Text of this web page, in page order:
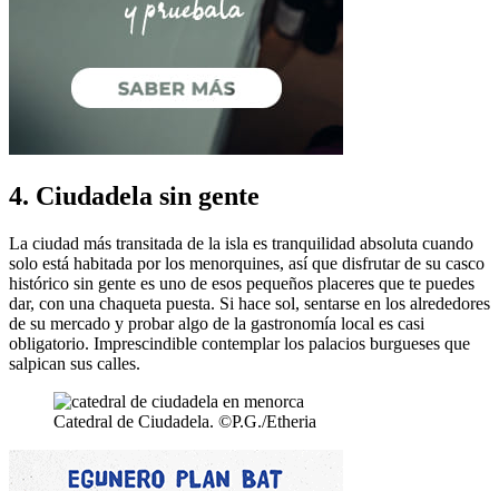
4. Ciudadela sin gente
La ciudad más transitada de la isla es tranquilidad absoluta cuando
solo está habitada por los menorquines, así que disfrutar de su casco
histórico sin gente es uno de esos pequeños placeres que te puedes
dar, con una chaqueta puesta. Si hace sol, sentarse en los alrededores
de su mercado y probar algo de la gastronomía local es casi
obligatorio. Imprescindible contemplar los palacios burgueses que
salpican sus calles.
Catedral de Ciudadela. ©P.G./Etheria